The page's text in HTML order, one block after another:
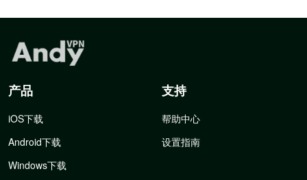
产品
iOS下载
Android下载
Windows下载
支持
帮助中心
设置指南